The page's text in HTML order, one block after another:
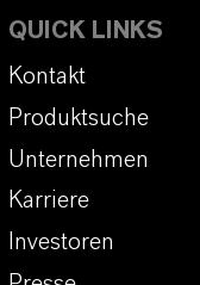
QUICK LINKS
Kontakt
Produktsuche
Unternehmen
Karriere
Investoren